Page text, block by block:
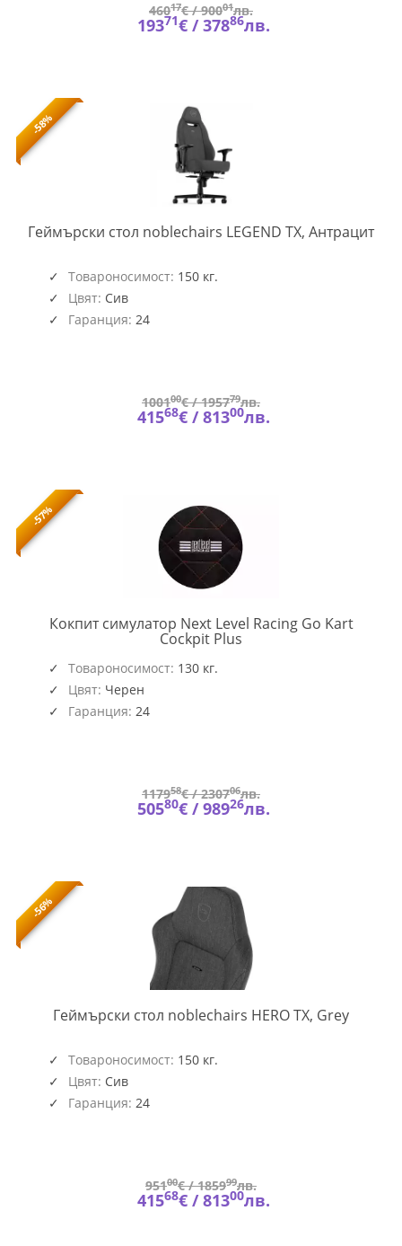
46017€ /90001лв.
19371€ /37886лв.
-58%
Геймърски стол noblechairs LEGEND TX, Антрацит
Товароносимост: 150 кг.
Цвят: Сив
Гаранция: 24
100100€ /195779лв.
41568€ /81300лв.
-57%
Кокпит симулатор Next Level Racing Go Kart
Cockpit Plus
Товароносимост: 130 кг.
Цвят: Черен
Гаранция: 24
117958€ /230706лв.
50580€ /98926лв.
-56%
Геймърски стол noblechairs HERO TX, GreyNOBLE-
Товароносимост: 150 кг.
Цвят: Сив
Гаранция: 24
95100€ /185999лв.
41568€ /81300лв.